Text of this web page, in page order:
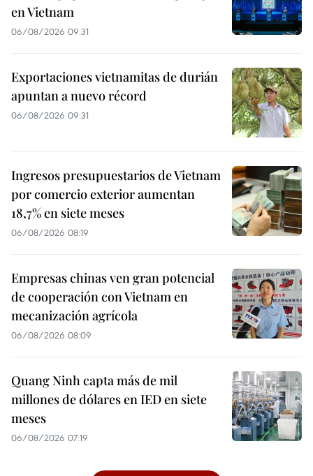
en Vietnam
06/08/2026 09:31
Exportaciones vietnamitas de durián
apuntan a nuevo récord
06/08/2026 09:31
Ingresos presupuestarios de Vietnam
por comercio exterior aumentan
18,7% en siete meses
06/08/2026 08:19
Empresas chinas ven gran potencial
de cooperación con Vietnam en
mecanización agrícola
06/08/2026 08:09
Quang Ninh capta más de mil
millones de dólares en IED en siete
meses
06/08/2026 07:19